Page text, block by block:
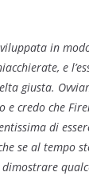
in
e
giusta.
e credo che
di
se al tempo